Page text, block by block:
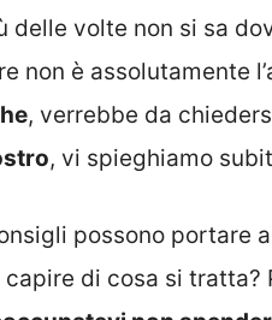
delle volte non si sa
non è assolutamente
, verrebbe da
, vi spieghiamo
possono portare
di cosa si tratta?